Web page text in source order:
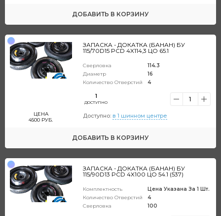
ДОБАВИТЬ В КОРЗИНУ
ЦЕНА
4500 РУБ.
ЗАПАСКА - ДОКАТКА (БАНАН) БУ
115/70D15 PCD 4X114,3 ЦО 65.1
Сверловка
Диаметр
Количество Отверстий
114.3
16
4
1
ДОСТУПНО 1
Доступно: в 1 шинном центре
ДОБАВИТЬ В КОРЗИНУ
ЗАПАСКА - ДОКАТКА (БАНАН) БУ
115/90D13 PCD 4X100 ЦО 54.1 (537)
Комплектность
Количество Отверстий
Сверловка
Цена Указана За 1 Шт.
4
100